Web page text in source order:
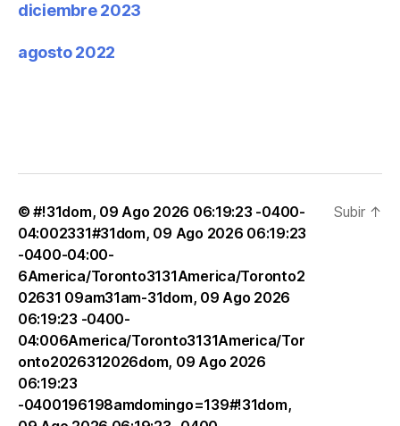
diciembre 2023
agosto 2022
© #!31dom, 09 Ago 2026 06:19:23 -0400-
04:002331#31dom, 09 Ago 2026 06:19:23
-0400-04:00-
6America/Toronto3131America/Toronto2
02631 09am31am-31dom, 09 Ago 2026
06:19:23 -0400-
04:006America/Toronto3131America/Tor
onto2026312026dom, 09 Ago 2026
06:19:23
-0400196198amdomingo=139#!31dom,
Subir ↑